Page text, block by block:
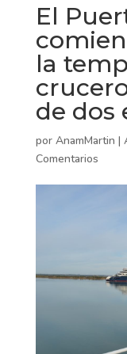
El
la
de dos
por AnamMartin |
Comentarios